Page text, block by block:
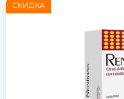
СКИДКА